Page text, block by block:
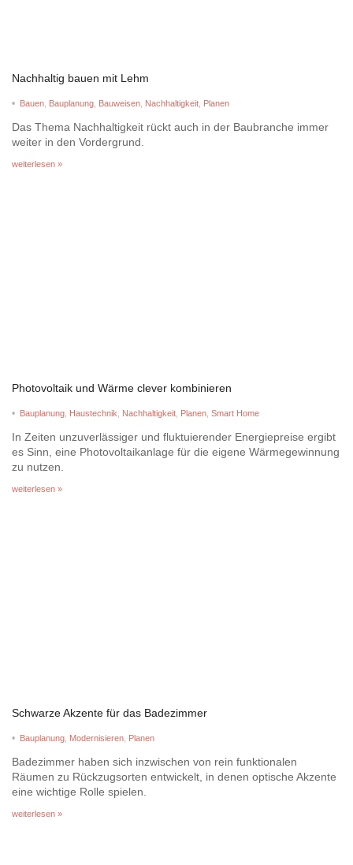
Nachhaltig bauen mit Lehm
• Bauen Bauplanung Bauweisen Nachhaltigkeit Planen
Das Thema Nachhaltigkeit rückt auch in der Baubranche immer
weiter in den Vordergrund.
weiterlesen »
Photovoltaik und Wärme clever kombinieren
• Bauplanung Haustechnik Nachhaltigkeit Planen Smart Home
In Zeiten unzuverlässiger und fluktuierender Energiepreise ergibt
es Sinn, eine Photovoltaikanlage für die eigene Wärmegewinnung
zu nutzen.
weiterlesen »
Schwarze Akzente für das Badezimmer
• Bauplanung Modernisieren Planen
Badezimmer haben sich inzwischen von rein funktionalen
Räumen zu Rückzugsorten entwickelt, in denen optische Akzente
eine wichtige Rolle spielen.
weiterlesen »